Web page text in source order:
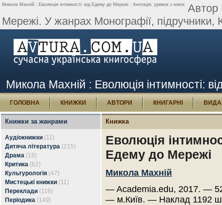
Микола Махній : Еволюція інтимності: від Едему до Мережі : Анотація, уривок з книги. Автор
Мережі. У жанрах Монографії, підручники,
Микола Махній : Еволюція інтимності:
ГОЛОВНА КНИЖКИ АВТОРИ КНИГАРНІ
Книжки за жанрами
Аудіокнижки (11)
Дитяча література (215)
Драма (18)
Критика (62)
Культурологія (47)
Мистецькі книжки (11)
Переклади (116)
Періодика (149)
Книжка
Еволюція
Едему до Мережі
Микола Махній
— Academia.edu, 2017. —
— м.Київ. — Наклад 1192